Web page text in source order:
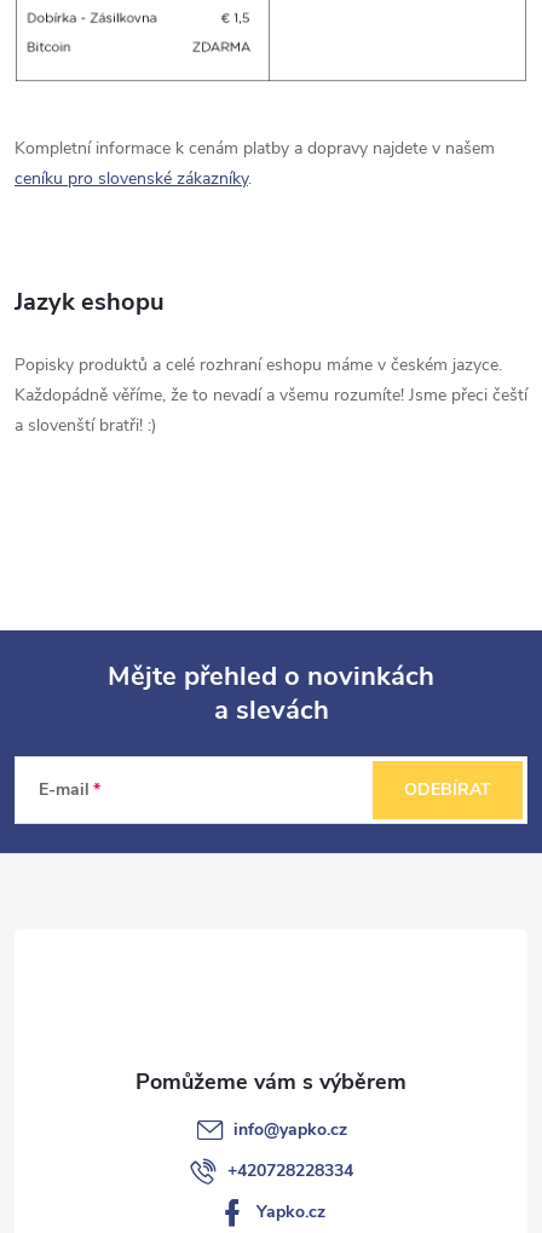
Kompletní informace k cenám platby a dopravy najdete v našem
ceníku pro slovenské zákazníky.
Jazyk eshopu
Popisky produktů a celé rozhraní eshopu máme v českém jazyce.
Každopádně věříme, že to nevadí a všemu rozumíte! Jsme přeci čeští
a slovenští bratři! :)
p
Mějte přehled o novinkách
a slevách
E-mail ODEBÍRAT
info@yapko.cz
+420728228334
Yapko.cz